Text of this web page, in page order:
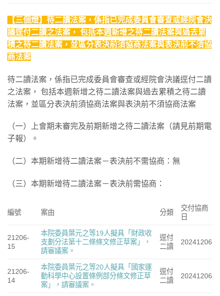
【三個燈】待二讀法案，係指已完成委員會審查或經院會決
議逕付二讀之法案， 包括本週新增之待二讀法案與過去累
積之待二讀法案，並區分表決前須協商法案與表決前不須協
商法案
待二讀法案，係指已完成委員會審查或經院會決議逕付二讀
之法案， 包括本週新增之待二讀法案與過去累積之待二讀
法案，並區分表決前須協商法案與表決前不須協商法案
（一）上會期未審完及前期新增之待二讀法案（請見前期電
子報）。
（二）本期新增待二讀法案－表決前不需協商：無
（三）本期新增待二讀法案－表決前需協商：
編號 案由 分類
交付協商
日
21206-
15
本院委員葉元之等19人擬具「財政收
支劃分法第十二條條文修正草案」，
請審議案。
逕付
二讀
20241206
21206-
14
本院委員葉元之等20人擬具「國家運
動科學中心設置條例部分條文修正草
案」，請審議案。
逕付
二讀
20241206